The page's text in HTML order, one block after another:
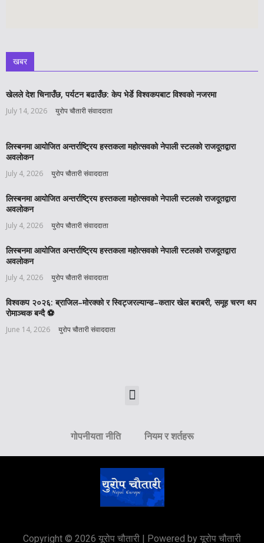
खबर
खेलले देश चिनाउँछ, पर्यटन बढाउँछ: केप भेर्डे विश्वकपबाट विश्वको नजरमा
July 14, 2026 युरोप चौतारी संवाददाता
लिस्बनमा आयोजित अन्तर्राष्ट्रिय हस्तकला महोत्सवको नेपाली स्टलको राजदूतद्वारा
अवलोकन
July 4, 2026 युरोप चौतारी संवाददाता
लिस्बनमा आयोजित अन्तर्राष्ट्रिय हस्तकला महोत्सवको नेपाली स्टलको राजदूतद्वारा
अवलोकन
July 4, 2026 युरोप चौतारी संवाददाता
लिस्बनमा आयोजित अन्तर्राष्ट्रिय हस्तकला महोत्सवको नेपाली स्टलको राजदूतद्वारा
अवलोकन
July 4, 2026 युरोप चौतारी संवाददाता
विश्वकप २०२६: ब्राजिल–मोरक्को र स्विट्जरल्यान्ड–कतार खेल बराबरी, समूह चरण थप
रोमाञ्चक बन्दै ⚽️
June 14, 2026 युरोप चौतारी संवाददाता
गोपनीयता नीति नियम र शर्तहरू
Copyright © 2026 यूरोप चौतारी | Powered by यूरोप चौतारी